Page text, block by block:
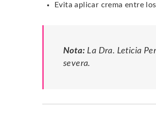
Evita aplicar crema entre
Nota: La Dra. Leticia
severa.